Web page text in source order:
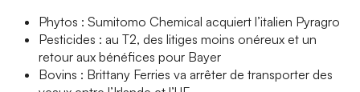
Phytos : Sumitomo Chemical acquiert l’italien Pyragro
Pesticides : au T2, des litiges moins onéreux et un
retour aux bénéfices pour Bayer
Bovins : Brittany Ferries va arrêter de transporter des